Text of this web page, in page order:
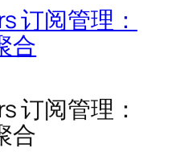
订阅管理：
合
订阅管理：
合